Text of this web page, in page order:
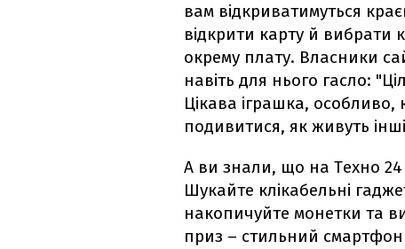
вам відкриватимуться
відкрити карту й вибрати
окрему плату. Власники
навіть для нього гасло:
Цікава іграшка,
подивитися, як живуть
А ви знали, що на Техно 24
Шукайте клікабельні
накопичуйте монетки та
приз – стильний смартфон